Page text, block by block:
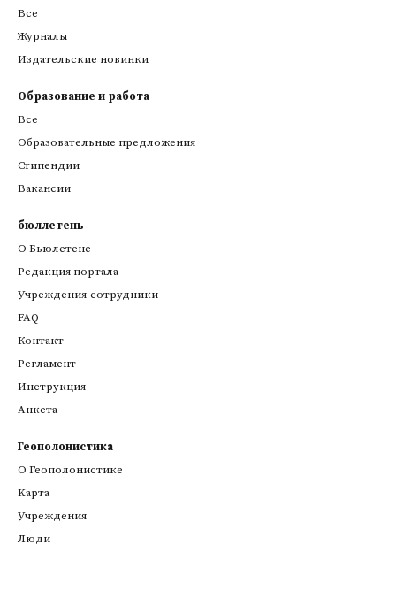
Все
Журналы
Издательские новинки
Образование и работа
Все
Образовательные предложения
Стипендии
Вакансии
бюллетень
О Бьюлетене
Редакция портала
Учреждения-сотрудники
FAQ
Контакт
Регламент
Инструкция
Анкета
Геополонистика
О Геополонистике
Kарта
Учреждения
Люди